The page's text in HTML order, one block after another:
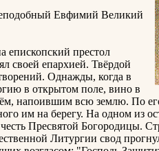
Евфимий Великий
епископский престол
своей епархией. Твёрдой
Однажды, когда в
в открытом поле, вино в
напоившим всю землю. По
им на берегу. На одном из
Пресвятой Богородицы.
Литургии свод